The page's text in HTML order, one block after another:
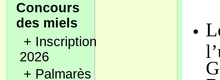
Concours
des miels
+ Inscription
2026
+ Palmarès